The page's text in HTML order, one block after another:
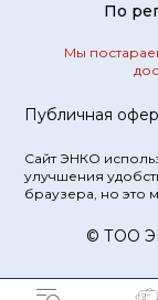
Публичная
Сайт ЭНКО
улучшения
браузера, но это
© ТOO
По
Мы